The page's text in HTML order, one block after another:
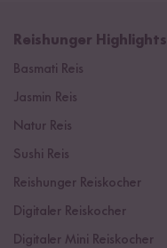
Reishunger Highlights
Basmati Reis
Jasmin Reis
Natur Reis
Sushi Reis
Reishunger Reiskocher
Digitaler Reiskocher
Digitaler Mini Reiskocher